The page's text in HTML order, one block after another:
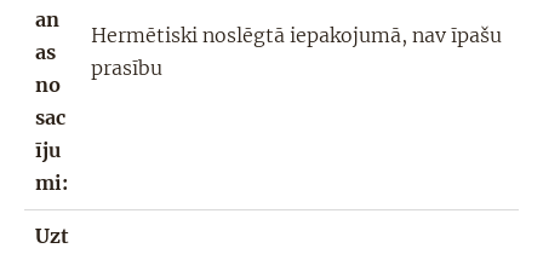
an
as
no
sac
īju
mi:
Hermētiski noslēgtā iepakojumā, nav īpašu
prasību
Uzt